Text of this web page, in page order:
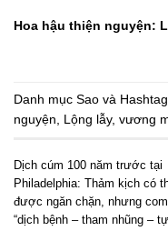
Hoa hậu thiện nguyện:
Danh mục Sao và Hashtag
nguyện, Lộng lẫy, vương
Dịch cúm 100 năm trước tại
Philadelphia: Thảm kịch có
được ngăn chặn, nhưng
“dịch bệnh – tham nhũng –